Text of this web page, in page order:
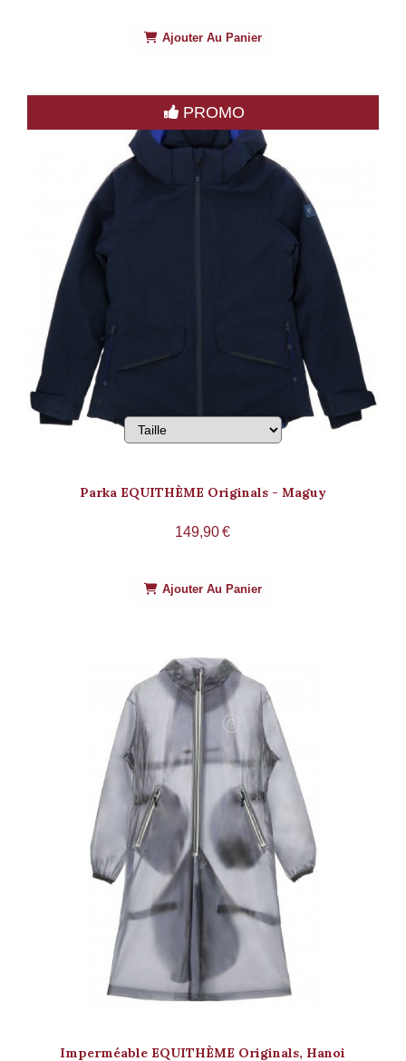
Ajouter Au Panier
PROMO
Parka EQUITHÈME Originals - Maguy
149,90€
Ajouter Au Panier
Imperméable EQUITHÈME Originals, Hanoi